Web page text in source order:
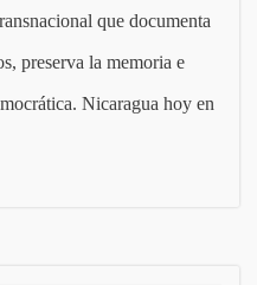
que documenta
preserva la memoria e
Nicaragua hoy en